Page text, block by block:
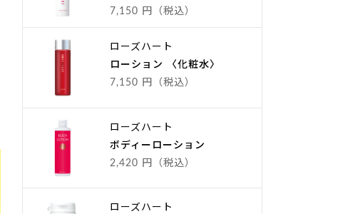
7,150 円（税込）
ローズハート
ローション 〈化粧水〉
7,150 円（税込）
ローズハート
ボディーローション
2,420 円（税込）
ローズハート